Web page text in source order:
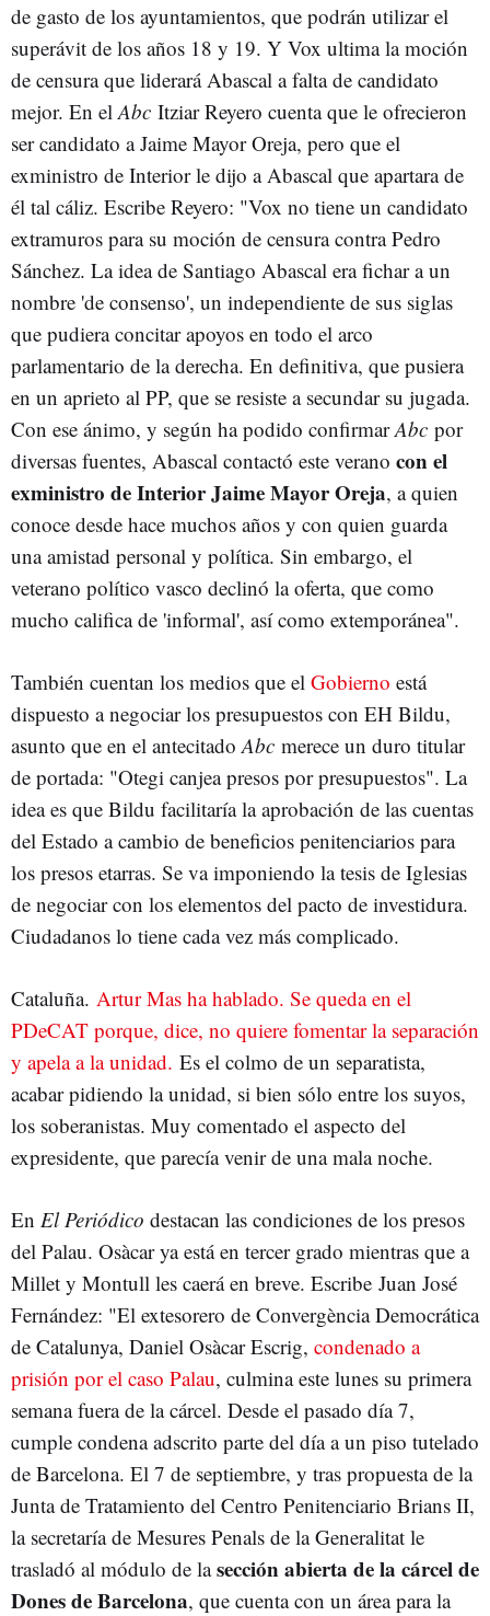
de gasto de los ayuntamientos, que podrán utilizar el
superávit de los años 18 y 19. Y Vox ultima la moción
de censura que liderará Abascal a falta de candidato
mejor. En el Abc Itziar Reyero cuenta que le ofrecieron
ser candidato a Jaime Mayor Oreja, pero que el
exministro de Interior le dijo a Abascal que apartara de
él tal cáliz. Escribe Reyero: "Vox no tiene un candidato
extramuros para su moción de censura contra Pedro
Sánchez. La idea de Santiago Abascal era fichar a un
nombre 'de consenso', un independiente de sus siglas
que pudiera concitar apoyos en todo el arco
parlamentario de la derecha. En definitiva, que pusiera
en un aprieto al PP, que se resiste a secundar su jugada.
Con ese ánimo, y según ha podido confirmarAbc por
diversas fuentes, Abascal contactó este verano con el
exministro de Interior Jaime Mayor Oreja, a quien
conoce desde hace muchos años y con quien guarda
una amistad personal y política. Sin embargo, el
veterano político vasco declinó la oferta, que como
mucho califica de 'informal', así como extemporánea".
También cuentan los medios que el Gobierno está
dispuesto a negociar los presupuestos con EH Bildu,
asunto que en el antecitado Abc merece un duro titular
de portada: "Otegi canjea presos por presupuestos". La
idea es que Bildu facilitaría la aprobación de las cuentas
del Estado a cambio de beneficios penitenciarios para
los presos etarras. Se va imponiendo la tesis de Iglesias
de negociar con los elementos del pacto de investidura.
Ciudadanos lo tiene cada vez más complicado.
Cataluña. Artur Mas ha hablado. Se queda en el
PDeCAT porque, dice, no quiere fomentar la separación
y apela a la unidad. Es el colmo de un separatista,
acabar pidiendo la unidad, si bien sólo entre los suyos,
los soberanistas. Muy comentado el aspecto del
expresidente, que parecía venir de una mala noche.
En El Periódico destacan las condiciones de los presos
del Palau. Osàcar ya está en tercer grado mientras que a
Millet y Montull les caerá en breve. Escribe Juan José
Fernández: "El extesorero de Convergència Democrática
de Catalunya, Daniel Osàcar Escrig, condenado a
prisión por el caso Palau, culmina este lunes su primera
semana fuera de la cárcel. Desde el pasado día 7,
cumple condena adscrito parte del día a un piso tutelado
de Barcelona. El 7 de septiembre, y tras propuesta de la
Junta de Tratamiento del Centro Penitenciario Brians II,
la secretaría de Mesures Penals de la Generalitat le
trasladó al módulo de lasección abierta de la cárcel de
Dones de Barcelona, que cuenta con un área para la